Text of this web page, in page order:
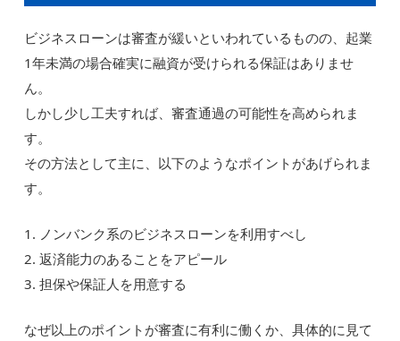
ビジネスローンは審査が緩いといわれているものの、起業
1年未満の場合確実に融資が受けられる保証はありませ
ん。
しかし少し工夫すれば、審査通過の可能性を高められま
す。
その方法として主に、以下のようなポイントがあげられま
す。
1. ノンバンク系のビジネスローンを利用すべし
2. 返済能力のあることをアピール
3. 担保や保証人を用意する
なぜ以上のポイントが審査に有利に働くか、具体的に見て